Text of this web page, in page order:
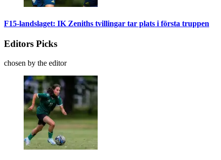
F15-landslaget: IK Zeniths tvillingar tar plats i första truppen
Editors Picks
chosen by the editor